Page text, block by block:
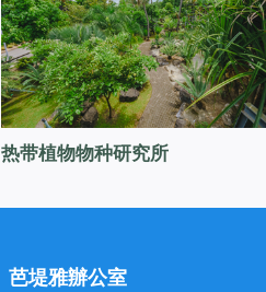
热带植物物种研究所
芭堤雅辦公室